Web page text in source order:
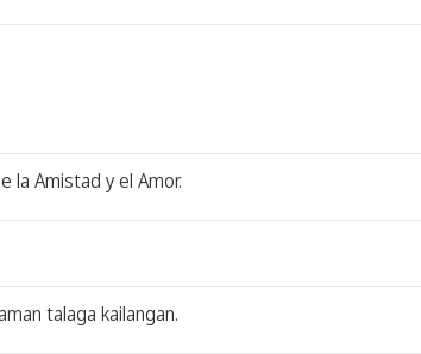
la Amistad y el Amor.
talaga kailangan.